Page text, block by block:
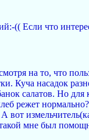
(( Если что
на то, что
Куча насадок
салатов. Но
режет
мне был